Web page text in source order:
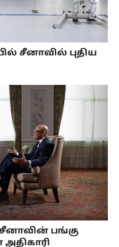
சீனாவில் புதிய
பங்கு
அதிகாரி